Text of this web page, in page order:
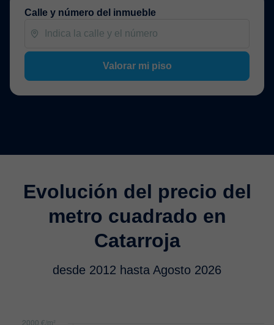
Calle y número del inmueble
Valorar mi piso
Evolución del precio del
metro cuadrado en
Catarroja
desde 2012 hasta Agosto 2026